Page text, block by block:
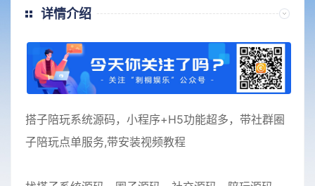
详情介绍
搭子陪玩系统源码，小程序+H5功能超多，带社群圈
子陪玩点单服务,带安装视频教程